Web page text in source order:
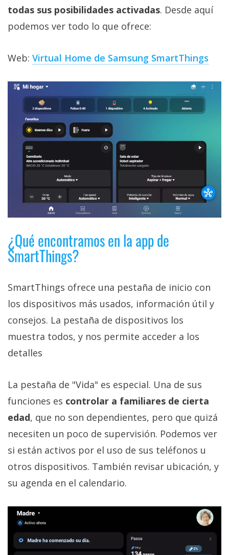
todas sus posibilidades activadas. Desde aquí
podemos ver todo lo que ofrece:
Web: Virtual Home de Samsung SmartThings
¿Qué encontramos en la app de
SmartThings?
SmartThings ofrece una pestaña de inicio con
los dispositivos más usados, información útil y
consejos. La pestaña de dispositivos los
muestra todos, y nos permite acceder a los
detalles
La pestaña de "Vida" es especial. Una de sus
funciones es controlar a familiares de cierta
edad, que no son dependientes, pero que quizá
necesiten un poco de supervisión. Podemos ver
si están activos por el uso de sus teléfonos u
otros dispositivos. También revisar ubicación, y
su agenda en el calendario.